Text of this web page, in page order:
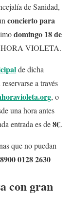
de Sanidad,
concierto para
domingo 18 de
HORA VIOLETA.
de dicha
a través
, o
una hora antes
entrada es de8€.
que no puedan
0128 2630
con gran